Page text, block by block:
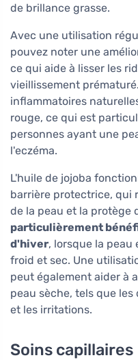
de brillance grasse.
Avec une utilisation
pouvez noter une
ce qui aide à lisser les
vieillissement
inflammatoires
rouge, ce qui est
personnes ayant une
l'eczéma.
L'huile de jojoba
barrière protectrice, qui
de la peau et la protège
particulièrement
d'hiver, lorsque la peau
froid et sec. Une
peut également aider à
peau sèche, tels que
et les irritations.
Soins capillaires